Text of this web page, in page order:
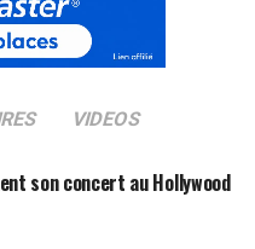
VIDEOS
son concert au Hollywood